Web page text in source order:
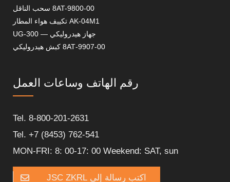
8AT-9800-00 سحب الناقل
AK-04M1 تكييف هواء المطار
جهاز هيدروليكي — UG-300
8АТ-9907-00 كبش هيدروليكي
رقم الهاتف وساعات العمل
Tel. 8-800-201-2631
Tel. +7 (8453) 762-541
MON-FRI: 8: 00-17: 00 Weekend: SAT, sun
اكتب رسالة إلى JSC ZKRL